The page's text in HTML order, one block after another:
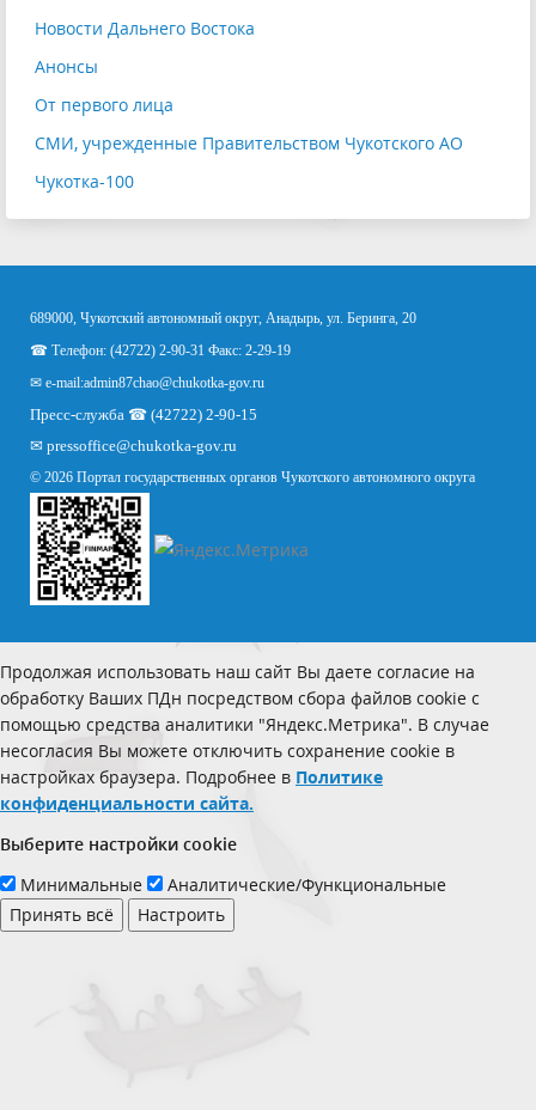
Новости Дальнего Востока
Анонсы
От первого лица
СМИ, учрежденные Правительством Чукотского АО
Чукотка-100
689000, Чукотский автономный округ, Анадырь, ул. Беринга, 20
☎ Телефон: (42722) 2-90-31 Факс: 2-29-19
✉ e-mail:admin87chao@chukotka-gov.ru
Пресс-служба ☎ (42722) 2-90-15
✉ pressoffice@chukotka-gov.ru
© 2026 Портал государственных органов Чукотского автономного округа
Продолжая использовать наш сайт Вы даете согласие на
обработку Ваших ПДн посредством сбора файлов cookie с
помощью средства аналитики "Яндекс.Метрика". В случае
несогласия Вы можете отключить сохранение cookie в
настройках браузера. Подробнее в Политике
конфиденциальности сайта.
Выберите настройки cookie
Минимальные
Аналитические/Функциональные
Принять всё
Настроить